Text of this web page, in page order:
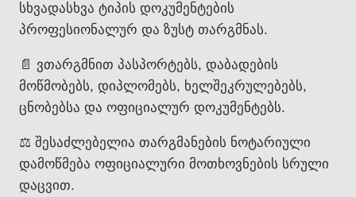
სხვადასხვა ტიპის დოკუმენტების
პროფესიონალურ და ზუსტ თარგმნას.
📄 ვთარგმნით პასპორტებს, დაბადების
მოწმობებს, დიპლომებს, ხელშეკრულებებს,
ცნობებსა და ოფიციალურ დოკუმენტებს.
⚖️ შესაძლებელია თარგმანების ნოტარიული
დამოწმება ოფიციალური მოთხოვნების სრული
დაცვით.